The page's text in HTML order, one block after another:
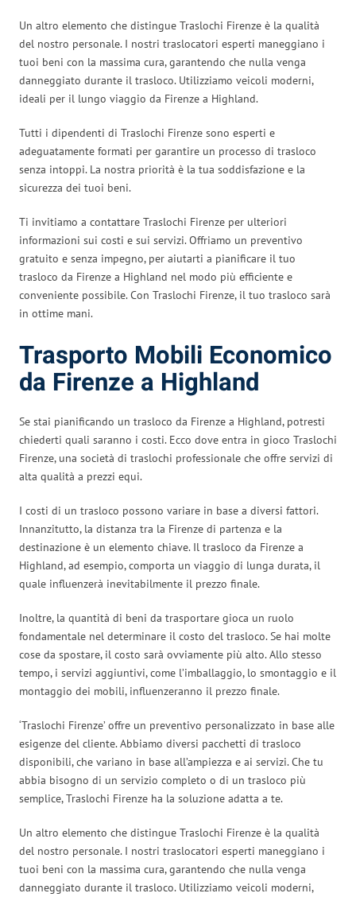
Un altro elemento che distingue Traslochi Firenze è la qualità
del nostro personale. I nostri traslocatori esperti maneggiano i
tuoi beni con la massima cura, garantendo che nulla venga
danneggiato durante il trasloco. Utilizziamo veicoli moderni,
ideali per il lungo viaggio da Firenze a Highland.
Tutti i dipendenti di Traslochi Firenze sono esperti e
adeguatamente formati per garantire un processo di trasloco
senza intoppi. La nostra priorità è la tua soddisfazione e la
sicurezza dei tuoi beni.
Ti invitiamo a contattare Traslochi Firenze per ulteriori
informazioni sui costi e sui servizi. Offriamo un preventivo
gratuito e senza impegno, per aiutarti a pianificare il tuo
trasloco da Firenze a Highland nel modo più efficiente e
conveniente possibile. Con Traslochi Firenze, il tuo trasloco sarà
in ottime mani.
Trasporto Mobili Economico
da Firenze a Highland
Se stai pianificando un trasloco da Firenze a Highland, potresti
chiederti quali saranno i costi. Ecco dove entra in gioco Traslochi
Firenze, una società di traslochi professionale che offre servizi di
alta qualità a prezzi equi.
I costi di un trasloco possono variare in base a diversi fattori.
Innanzitutto, la distanza tra la Firenze di partenza e la
destinazione è un elemento chiave. Il trasloco da Firenze a
Highland, ad esempio, comporta un viaggio di lunga durata, il
quale influenzerà inevitabilmente il prezzo finale.
Inoltre, la quantità di beni da trasportare gioca un ruolo
fondamentale nel determinare il costo del trasloco. Se hai molte
cose da spostare, il costo sarà ovviamente più alto. Allo stesso
tempo, i servizi aggiuntivi, come l’imballaggio, lo smontaggio e il
montaggio dei mobili, influenzeranno il prezzo finale.
‘Traslochi Firenze’ offre un preventivo personalizzato in base alle
esigenze del cliente. Abbiamo diversi pacchetti di trasloco
disponibili, che variano in base all’ampiezza e ai servizi. Che tu
abbia bisogno di un servizio completo o di un trasloco più
semplice, Traslochi Firenze ha la soluzione adatta a te.
Un altro elemento che distingue Traslochi Firenze è la qualità
del nostro personale. I nostri traslocatori esperti maneggiano i
tuoi beni con la massima cura, garantendo che nulla venga
danneggiato durante il trasloco. Utilizziamo veicoli moderni,